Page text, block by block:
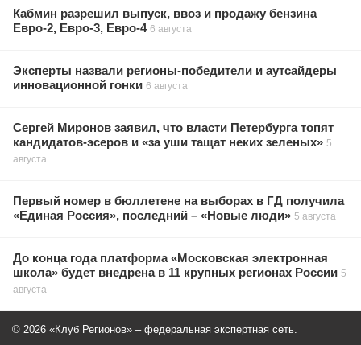
Кабмин разрешил выпуск, ввоз и продажу бензина
Евро-2, Евро-3, Евро-4 6 августа
Эксперты назвали регионы-победители и аутсайдеры
инновационной гонки 6 августа
Сергей Миронов заявил, что власти Петербурга топят
кандидатов-эсеров и «за уши тащат неких зеленых» 5
августа
Первый номер в бюллетене на выборах в ГД получила
«Единая Россия», последний – «Новые люди» 5 августа
До конца года платформа «Московская электронная
школа» будет внедрена в 11 крупных регионах России 5
августа
© 2026 «Клуб Регионов» – федеральная экспертная сеть.